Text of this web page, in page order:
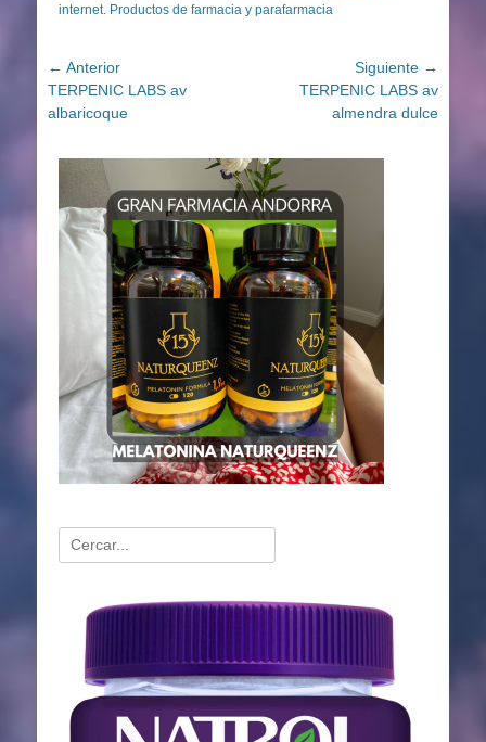
internet. Productos de farmacia y parafarmacia
Navegación
de
entradas
← Anterior
Entrada
anterior:
TERPENIC LABS av
albaricoque
Siguiente →
TERPENIC LABS av
almendra dulce
Buscar:
Reproductor
vídeo